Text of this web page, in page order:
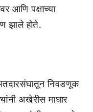
आणि पक्षाच्या
झाले होते.
मतदारसंघातून निवडणूक
अखेरीस माघार